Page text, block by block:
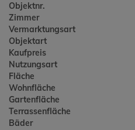
Objektnr.
Zimmer
Vermarktungsart
Objektart
Kaufpreis
Nutzungsart
Fläche
Wohnfläche
Gartenfläche
Terrassenfläche
Bäder